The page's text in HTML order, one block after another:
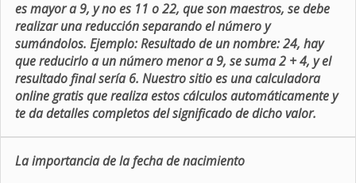
es mayor a 9, y no es 11 o 22, que son maestros, se debe
realizar una reducción separando el número y
sumándolos. Ejemplo: Resultado de un nombre: 24, hay
que reducirlo a un número menor a 9, se suma 2 + 4, y el
resultado final sería 6. Nuestro sitio es una calculadora
online gratis que realiza estos cálculos automáticamente y
te da detalles completos del significado de dicho valor.
La importancia de la fecha de nacimiento